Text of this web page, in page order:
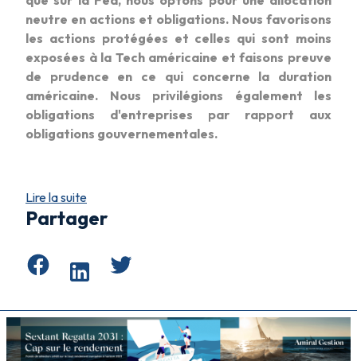
neutre en actions et obligations. Nous favorisons
les actions protégées et celles qui sont moins
exposées à la Tech américaine et faisons preuve
de prudence en ce qui concerne la duration
américaine. Nous privilégions également les
obligations d'entreprises par rapport aux
obligations gouvernementales.
Lire la suite
Partager